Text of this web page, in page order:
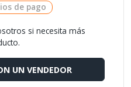
de pago
si necesita más
UN VENDEDOR